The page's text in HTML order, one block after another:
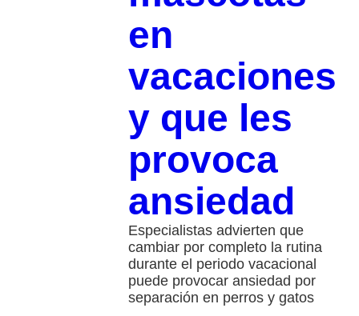
en
vacaciones
y que les
provoca
ansiedad
Especialistas advierten que
cambiar por completo la rutina
durante el periodo vacacional
puede provocar ansiedad por
separación en perros y gatos